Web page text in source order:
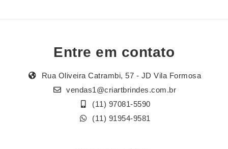
Entre em contato
Rua Oliveira Catrambi, 57 - JD Vila Formosa
vendas1@criartbrindes.com.br
(11) 97081-5590
(11) 91954-9581